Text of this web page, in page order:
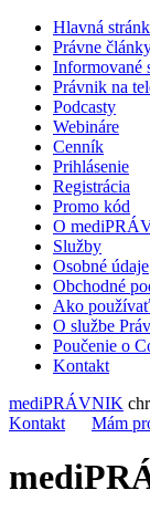
Hlavná
Právne
Informované
Právnik na
Podcasty
Webináre
Cenník
Prihlásenie
Registrácia
Promo kód
O
Služby
Osobné údaje
Obchodné
Ako používať
O službe
Poučenie o
Kontakt
mediPRÁVNIK
Kontakt
Mám